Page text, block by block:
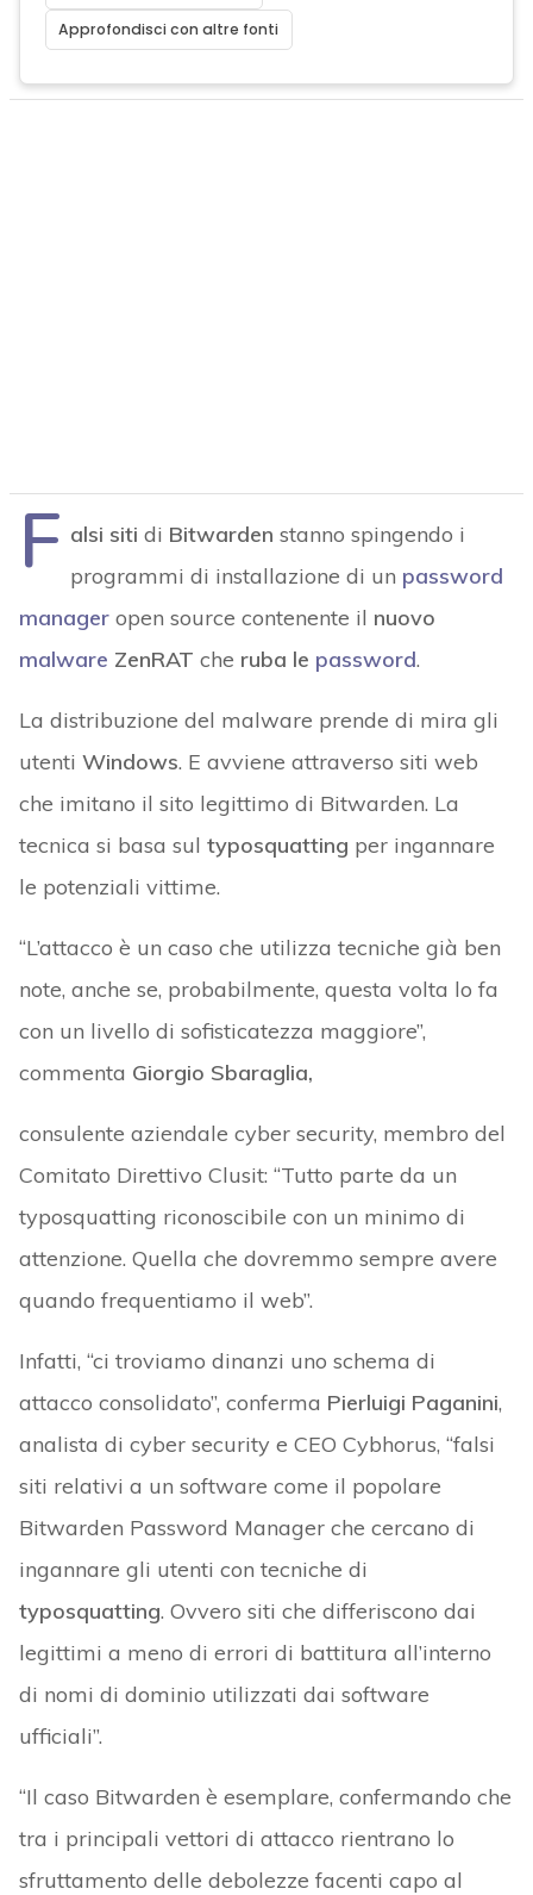
Approfondisci con altre fonti
F alsi siti di Bitwarden stanno spingendo i
programmi di installazione di un password
manageropen source contenente il nuovo
malware ZenRAT che ruba le password.
La distribuzione del malware prende di mira gli
utenti Windows. E avviene attraverso siti web
che imitano il sito legittimo di Bitwarden. La
tecnica si basa sul typosquatting per ingannare
le potenziali vittime.
“L’attacco è un caso che utilizza tecniche già ben
note, anche se, probabilmente, questa volta lo fa
con un livello di sofisticatezza maggiore”,
commenta Giorgio Sbaraglia,
consulente aziendale cyber security, membro del
Comitato Direttivo Clusit: “Tutto parte da un
typosquatting riconoscibile con un minimo di
attenzione. Quella che dovremmo sempre avere
quando frequentiamo il web”.
Infatti, “ci troviamo dinanzi uno schema di
attacco consolidato”, conferma Pierluigi Paganini,
analista di cyber security e CEO Cybhorus, “falsi
siti relativi a un software come il popolare
Bitwarden Password Manager che cercano di
ingannare gli utenti con tecniche di
typosquatting. Ovvero siti che differiscono dai
legittimi a meno di errori di battitura all’interno
di nomi di dominio utilizzati dai software
ufficiali”.
“Il caso Bitwarden è esemplare, confermando che
tra i principali vettori di attacco rientrano lo
sfruttamento delle debolezze facenti capo al